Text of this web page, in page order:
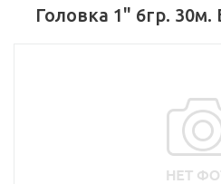
Головка 1" 6гр.